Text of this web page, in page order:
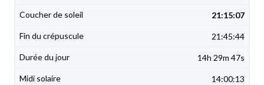
21:15:07
21:45:44
14h 29m 47s
14:00:13